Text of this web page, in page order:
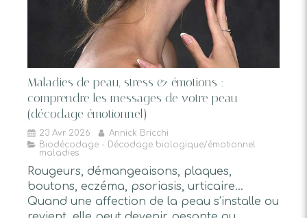
Maladies de peau, stress & émotions :
comprendre les messages de votre peau
(décodage émotionnel)
23 Avr 2026
Annick Bricchi
Biodécodage - Décodage biologique/émotionnel
maladies
Rougeurs, démangeaisons, plaques,
boutons, eczéma, psoriasis, urticaire…
Quand une affection de la peau s’installe ou